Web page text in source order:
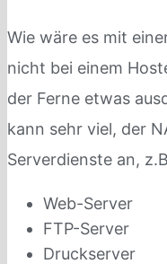
Wie wäre es mit
nicht bei einem
der Ferne etwas
kann sehr viel, der
Serverdienste an,
Web-Server
FTP-Server
Druckserver